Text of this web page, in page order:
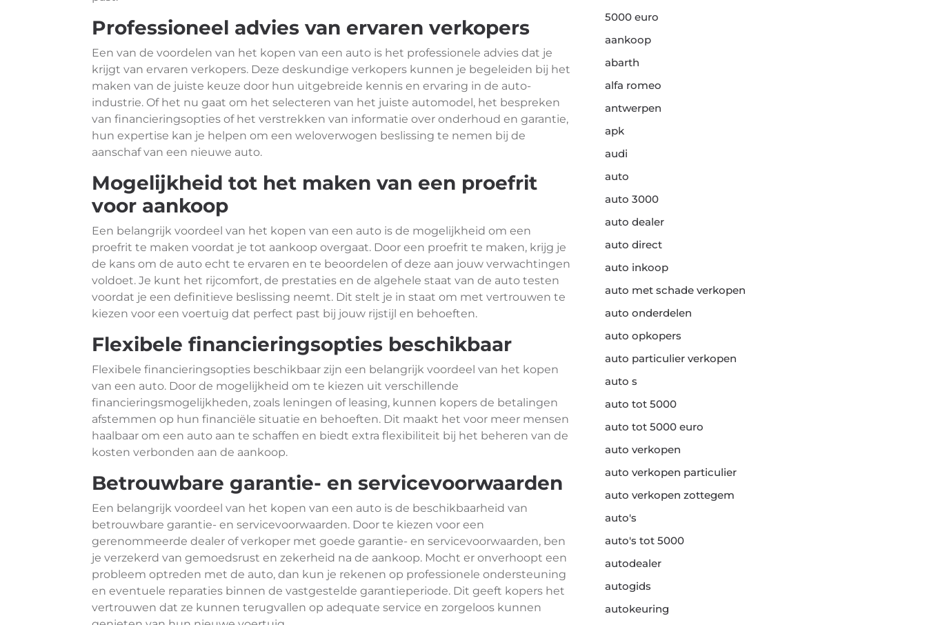
Professioneel advies van ervaren verkopers
Een van de voordelen van het kopen van een auto is het professionele advies dat je
krijgt van ervaren verkopers. Deze deskundige verkopers kunnen je begeleiden bij het
maken van de juiste keuze door hun uitgebreide kennis en ervaring in de auto-
industrie. Of het nu gaat om het selecteren van het juiste automodel, het bespreken
van financieringsopties of het verstrekken van informatie over onderhoud en garantie,
hun expertise kan je helpen om een weloverwogen beslissing te nemen bij de
aanschaf van een nieuwe auto.
Mogelijkheid tot het maken van een proefrit
voor aankoop
Een belangrijk voordeel van het kopen van een auto is de mogelijkheid om een
proefrit te maken voordat je tot aankoop overgaat. Door een proefrit te maken, krijg je
de kans om de auto echt te ervaren en te beoordelen of deze aan jouw verwachtingen
voldoet. Je kunt het rijcomfort, de prestaties en de algehele staat van de auto testen
voordat je een definitieve beslissing neemt. Dit stelt je in staat om met vertrouwen te
kiezen voor een voertuig dat perfect past bij jouw rijstijl en behoeften.
Flexibele financieringsopties beschikbaar
Flexibele financieringsopties beschikbaar zijn een belangrijk voordeel van het kopen
van een auto. Door de mogelijkheid om te kiezen uit verschillende
financieringsmogelijkheden, zoals leningen of leasing, kunnen kopers de betalingen
afstemmen op hun financiële situatie en behoeften. Dit maakt het voor meer mensen
haalbaar om een auto aan te schaffen en biedt extra flexibiliteit bij het beheren van de
kosten verbonden aan de aankoop.
Betrouwbare garantie- en servicevoorwaarden
Een belangrijk voordeel van het kopen van een auto is de beschikbaarheid van
betrouwbare garantie- en servicevoorwaarden. Door te kiezen voor een
gerenommeerde dealer of verkoper met goede garantie- en servicevoorwaarden, ben
je verzekerd van gemoedsrust en zekerheid na de aankoop. Mocht er onverhoopt een
probleem optreden met de auto, dan kun je rekenen op professionele ondersteuning
en eventuele reparaties binnen de vastgestelde garantieperiode. Dit geeft kopers het
vertrouwen dat ze kunnen terugvallen op adequate service en zorgeloos kunnen
5000 euro
aankoop
abarth
alfa romeo
antwerpen
apk
audi
auto
auto 3000
auto dealer
auto direct
auto inkoop
auto met schade verkopen
auto onderdelen
auto opkopers
auto particulier verkopen
auto s
auto tot 5000
auto tot 5000 euro
auto verkopen
auto verkopen particulier
auto verkopen zottegem
auto's
auto's tot 5000
autodealer
autogids
autokeuring